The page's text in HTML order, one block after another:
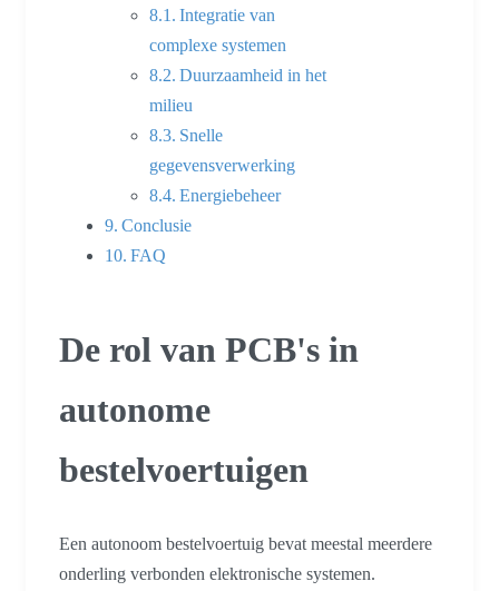
Integratie van
complexe systemen
Duurzaamheid in het
milieu
Snelle
gegevensverwerking
Energiebeheer
Conclusie
FAQ
De rol van PCB's in
autonome
bestelvoertuigen
Een autonoom bestelvoertuig bevat meestal meerdere
onderling verbonden elektronische systemen.